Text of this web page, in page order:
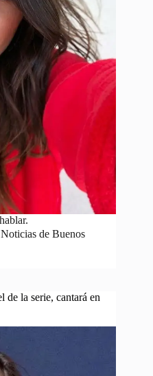
de Buenos
la serie, cantará en